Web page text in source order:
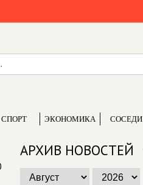
СПОРТ ЭКОНОМИКА СОСЕДИ
АРХИВ НОВОСТЕЙ